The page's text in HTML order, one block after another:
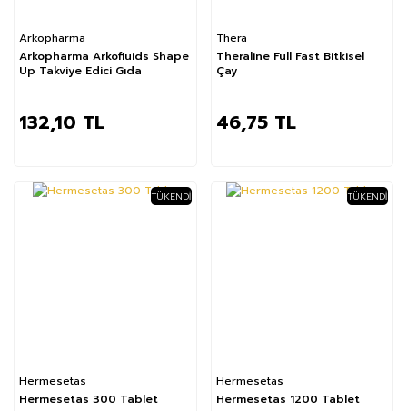
Arkopharma
Arkopharma Arkofluids Shape
Up Takviye Edici Gıda
132,10 TL
Thera
Theraline Full Fast Bitkisel
Çay
46,75 TL
TÜKENDI
Hermesetas
Hermesetas 300 Tablet
TÜKENDI
Hermesetas
Hermesetas 1200 Tablet